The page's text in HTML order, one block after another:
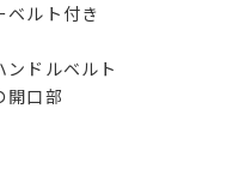
ベルト付き
ンドルベルト
開口部